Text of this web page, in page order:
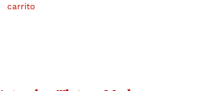
carrito